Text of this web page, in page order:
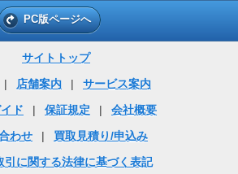
PC版ページへ
サイトトップ
| 店舗案内 |
サービス案内
ド
| 保証規定 |
会社概要
わせ
|
買取見積り/申込み
引に関する法律に基づく表記